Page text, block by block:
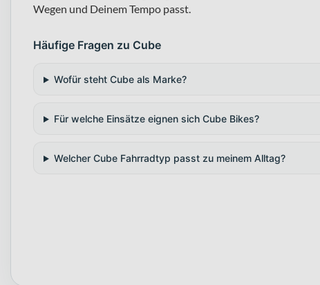
Wegen und Deinem Tempo passt.
Häufige Fragen zu Cube
Wofür steht Cube als Marke?
Für welche Einsätze eignen sich Cube Bikes?
Welcher Cube Fahrradtyp passt zu meinem Alltag?